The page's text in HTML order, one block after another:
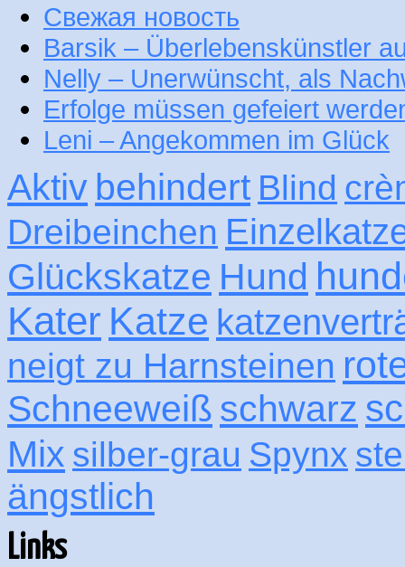
Свежая новость
Barsik – Überlebenskünstler
Nelly – Unerwünscht, als
Erfolge müssen gefeiert
Leni – Angekommen im Glück
Aktiv behindert Blind
Dreibeinchen
Glückskatze Hund
Kater Katze
neigt zu Harnsteinen
Schneeweiß schwarz
Mix silber-grau Spynx
ängstlich
Links